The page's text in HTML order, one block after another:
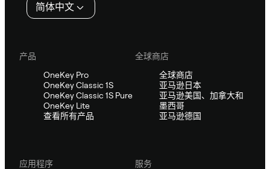
简体中文
产品
OneKey Pro
OneKey Classic 1S
OneKey Classic 1S Pure
OneKey Lite
查看所有产品
全球商店
全球商店
亚马逊日本
亚马逊美国、加拿大和
墨西哥
亚马逊德国
应用程序
服务